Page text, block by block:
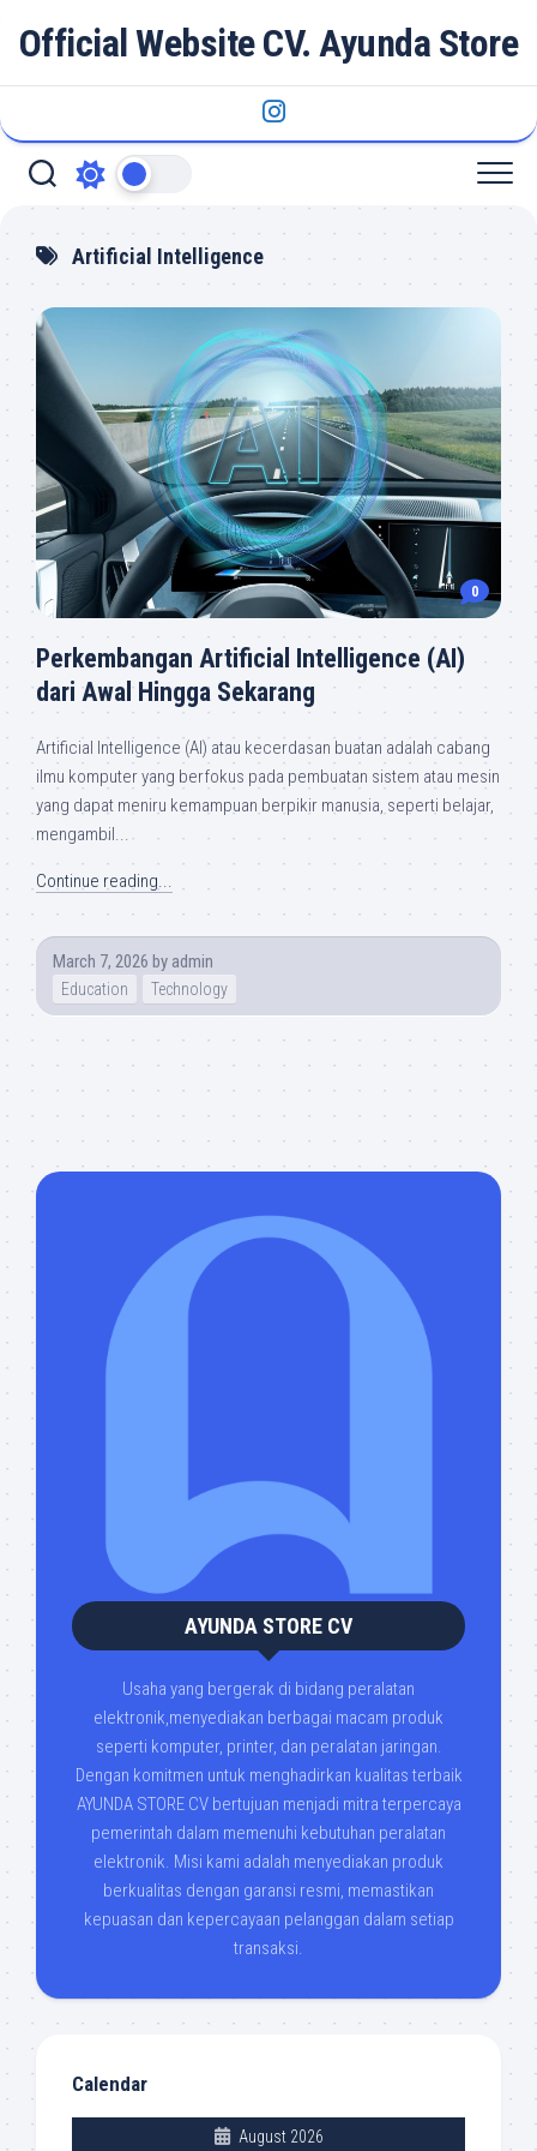
Official Website CV. Ayunda Store
Artificial Intelligence
0
Perkembangan Artificial Intelligence (AI)
dari Awal Hingga Sekarang
Artificial Intelligence (AI) atau kecerdasan buatan adalah cabang
ilmu komputer yang berfokus pada pembuatan sistem atau mesin
yang dapat meniru kemampuan berpikir manusia, seperti belajar,
mengambil...
Continue reading...
March 7, 2026 by admin
Education Technology
AYUNDA STORE CV
Usaha yang bergerak di bidang peralatan
elektronik,menyediakan berbagai macam produk
seperti komputer, printer, dan peralatan jaringan.
Dengan komitmen untuk menghadirkan kualitas terbaik
AYUNDA STORE CV bertujuan menjadi mitra terpercaya
pemerintah dalam memenuhi kebutuhan peralatan
elektronik. Misi kami adalah menyediakan produk
berkualitas dengan garansi resmi, memastikan
kepuasan dan kepercayaan pelanggan dalam setiap
transaksi.
Calendar
August 2026